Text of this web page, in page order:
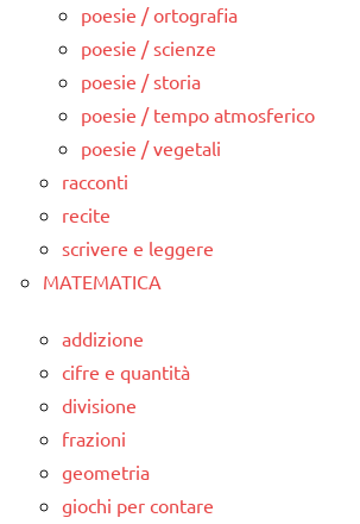
poesie / ortografia
poesie / scienze
poesie / storia
poesie / tempo atmosferico
poesie / vegetali
racconti
recite
scrivere e leggere
MATEMATICA
addizione
cifre e quantità
divisione
frazioni
geometria
giochi per contare